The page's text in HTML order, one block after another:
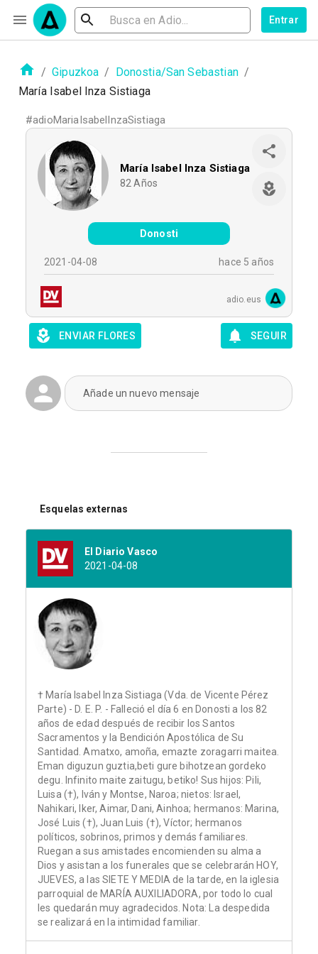
Entrar
/ Gipuzkoa / Donostia/San Sebastian /
María Isabel Inza Sistiaga
#adioMariaIsabelInzaSistiaga
María Isabel Inza Sistiaga
82 Años
Donosti
2021-04-08 hace 5 años
adio.eus
ENVIAR FLORES SEGUIR
Añade un nuevo mensaje
Esquelas externas
El Diario Vasco
2021-04-08
† María Isabel Inza Sistiaga (Vda. de Vicente Pérez
Parte) - D. E. P. - Falleció el día 6 en Donosti a los 82
años de edad después de recibir los Santos
Sacramentos y la Bendición Apostólica de Su
Santidad. Amatxo, amoña, emazte zoragarri maitea.
Eman diguzun guztia,beti gure bihotzean gordeko
degu. Infinito maite zaitugu, betiko! Sus hijos: Pili,
Luisa (†), Iván y Montse, Naroa; nietos: Israel,
Nahikari, Iker, Aimar, Dani, Ainhoa; hermanos: Marina,
José Luis (†), Juan Luis (†), Víctor; hermanos
políticos, sobrinos, primos y demás familiares.
Ruegan a sus amistades encomienden su alma a
Dios y asistan a los funerales que se celebrarán HOY,
JUEVES, a las SIETE Y MEDIA de la tarde, en la iglesia
parroquial de MARÍA AUXILIADORA, por todo lo cual
les quedarán muy agradecidos. Nota: La despedida
se realizará en la intimidad familiar.